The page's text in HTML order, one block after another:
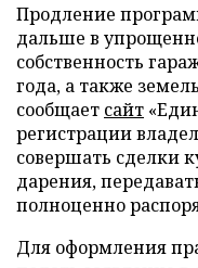
Продление
дальше в
собственность
года, а также
сообщает сайт
регистрации
совершать сделки
дарения,
полноценно
Для оформления